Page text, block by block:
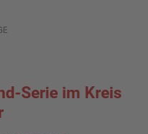
Serie im Kreis